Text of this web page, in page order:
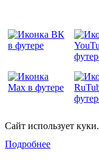
Сайт использует куки.
Подробнее